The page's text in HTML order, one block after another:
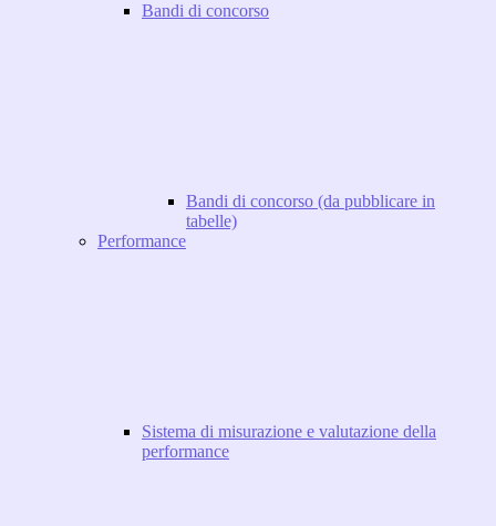
Bandi di concorso
Bandi di concorso (da pubblicare in
tabelle)
Performance
Sistema di misurazione e valutazione della
performance